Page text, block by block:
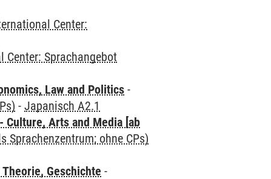
Center:
Center: Sprachangebot
Law and Politics -
-Japanisch A2.1
Culture, Arts and Media [ab
Sprachenzentrum; ohne CPs)
Geschichte -